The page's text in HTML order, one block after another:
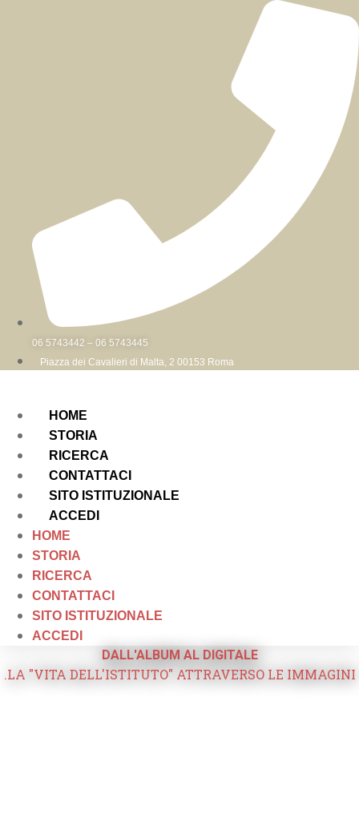
06 5743442 – 06 5743445
Piazza dei Cavalieri di Malta, 2 00153 Roma
HOME
STORIA
RICERCA
CONTATTACI
SITO ISTITUZIONALE
ACCEDI
HOME
STORIA
RICERCA
CONTATTACI
SITO ISTITUZIONALE
ACCEDI
DALL'ALBUM AL DIGITALE
.LA "VITA DELL'ISTITUTO" ATTRAVERSO LE IMMAGINI